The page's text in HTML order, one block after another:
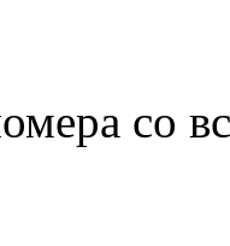
со